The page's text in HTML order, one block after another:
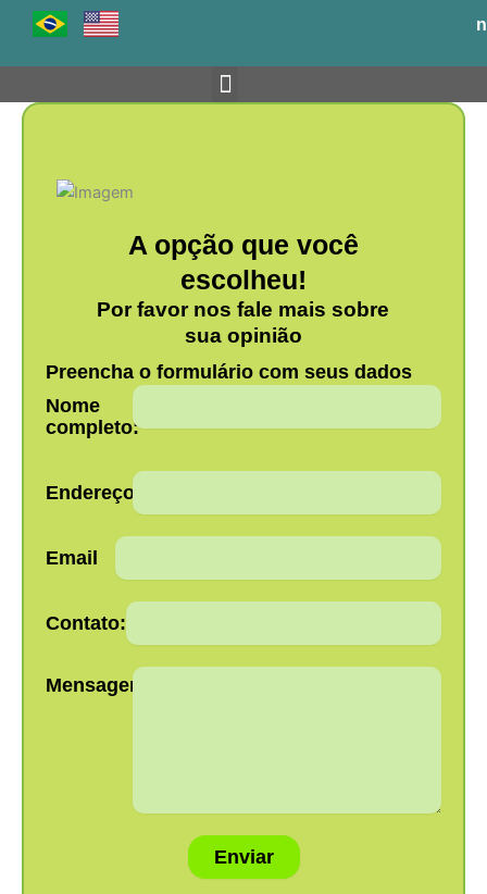
o
A opção que você
escolheu!
Por favor nos fale mais sobre
sua opinião
Preencha o formulário com seus dados
Nome
completo:
Endereço:
Email
Contato:
Mensagem:
Enviar